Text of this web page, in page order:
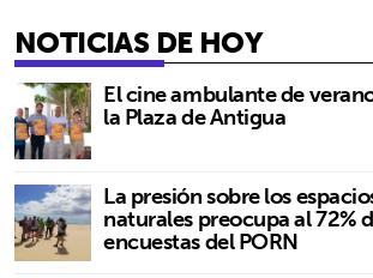
NOTICIAS DE HOY
El cine ambulante de
la Plaza de Antigua
La presión sobre los
naturales preocupa al 72%
encuestas del PORN